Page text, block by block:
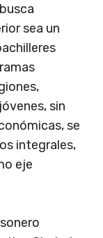
sea un
sin
se
integrales,
eje